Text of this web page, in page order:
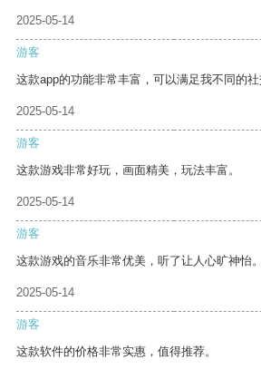
2025-05-14
游客
这款app的功能非常丰富，可以满足我不同的社
2025-05-14
游客
这款游戏非常好玩，画面精美，玩法丰富。
2025-05-14
游客
这款游戏的音乐非常优美，听了让人心旷神怡。
2025-05-14
游客
这款软件的价格非常实惠，值得推荐。